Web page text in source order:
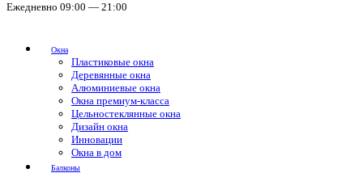
Ежедневно 09:00 — 21:00
Окна
Пластиковые окна
Деревянные окна
Алюминиевые окна
Окна премиум-класса
Цельностеклянные окна
Дизайн окна
Инновации
Окна в дом
Балконы